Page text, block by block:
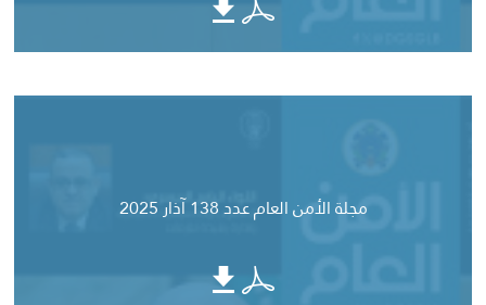
مجلة الأمن العام عدد 138 آذار 2025